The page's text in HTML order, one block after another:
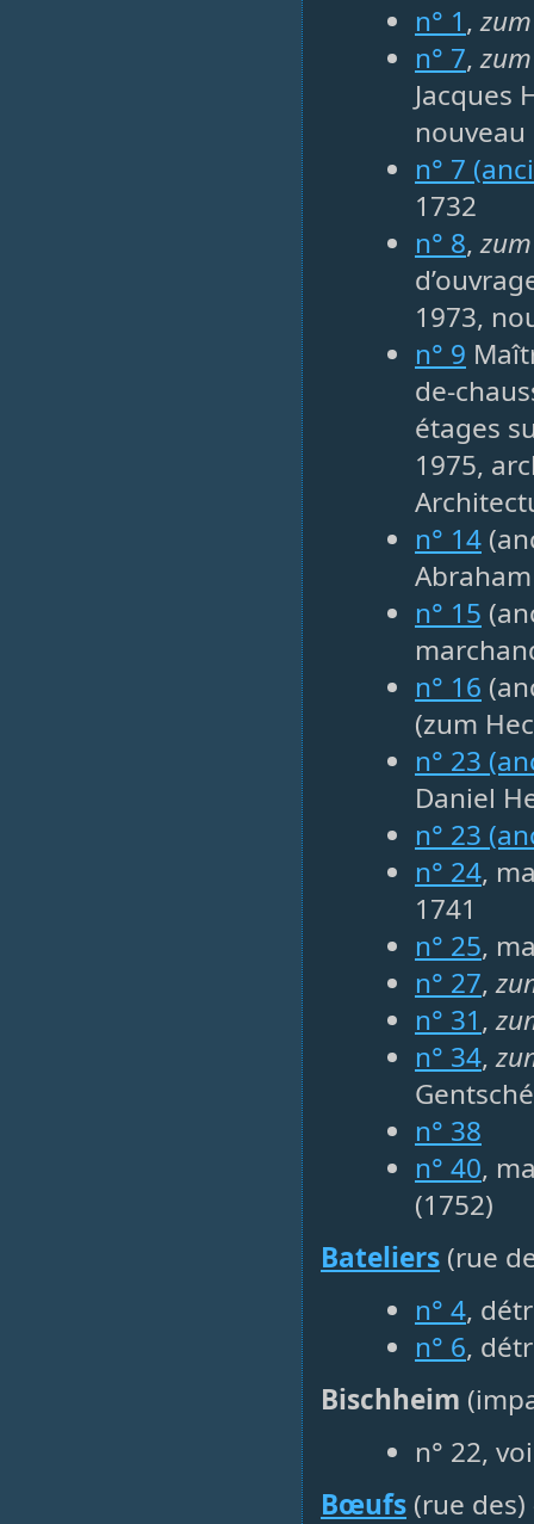
n° 1,
n° 7,
Jacques
n° 7
1732
n° 8,
1973,
n° 9
de-
étages
1975,
n° 14
n° 15
n° 16
(zum
n° 23
Daniel
n° 23
n° 24,
1741
n° 25,
n° 27,
n° 31,
n° 34,
n° 38
n° 40,
(1752)
Bateliers (rue
n° 4,
n° 6,
Bischheim
n° 22,
Bœufs (rue